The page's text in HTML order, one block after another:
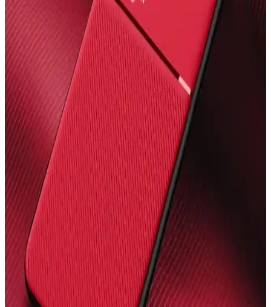
Samsung S7 FE Tablet Kılıfı Seçimi: Koruma ve
Estetiğin En İyi Kombinasyonu
Samsung S7 FE tablet kılıfları, koruma, şıklık ve fonksiyonellik
sunar. Malzeme, tasarım ve özelliklere dikkat ederek uzun ömürlü
kullanım sağlayabilirsiniz.
Fibaks iPhone 11 Kılıfı Karşılaştırması: Mat ve
Desenli Seçeneklerin Özellikleri ve Kullanıcı
Yorumları
İki popüler Fibaks iPhone 11 kılıfını karşılaştırıyoruz: mat yüzeyli ve
desenli modellerin özellikleri, kullanıcı yorumları ve kullanım
kolaylığı hakkında detaylar burada.
Fibaks Samsung Galaxy Tab A8 10.5 için en iyi kılıf
karşılaştırması ve seçim rehberi
Fibaks Galaxy Tab A8 10.5 modeli için silikon ve kapaklı kılıf
karşılaştırmasıyla, koruma ve kullanım özelliklerini detaylı
inceliyoruz.
iPhone 15 için KVK PRİVACY Kılıflarının
Karşılaştırması ve En İyi Seçenekler